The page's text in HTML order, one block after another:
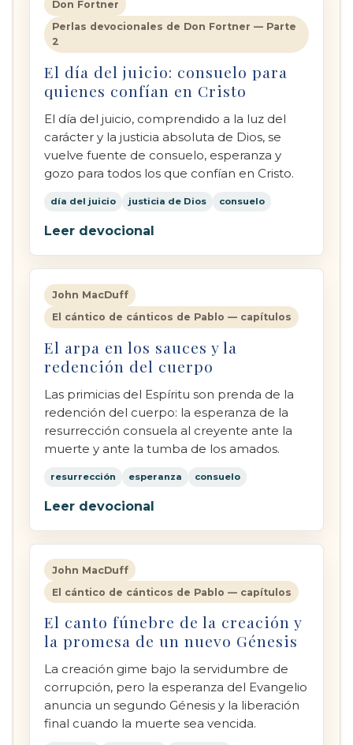
Don Fortner
Perlas devocionales de Don Fortner — Parte
2
El día del juicio: consuelo para
quienes confían en Cristo
El día del juicio, comprendido a la luz del
carácter y la justicia absoluta de Dios, se
vuelve fuente de consuelo, esperanza y
gozo para todos los que confían en Cristo.
día del juicio justicia de Dios consuelo
Leer devocional
John MacDuff
El cántico de cánticos de Pablo — capítulos
El arpa en los sauces y la
redención del cuerpo
Las primicias del Espíritu son prenda de la
redención del cuerpo: la esperanza de la
resurrección consuela al creyente ante la
muerte y ante la tumba de los amados.
resurrección esperanza consuelo
Leer devocional
John MacDuff
El cántico de cánticos de Pablo — capítulos
El canto fúnebre de la creación y
la promesa de un nuevo Génesis
La creación gime bajo la servidumbre de
corrupción, pero la esperanza del Evangelio
anuncia un segundo Génesis y la liberación
final cuando la muerte sea vencida.